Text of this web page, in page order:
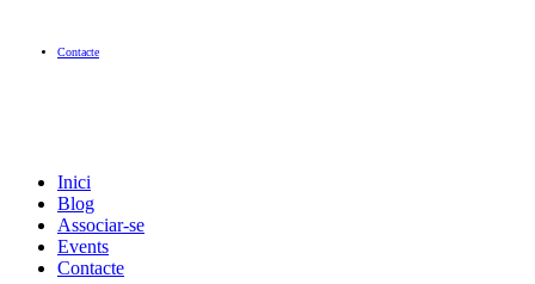
Contacte
Inici
Blog
Associar-se
Events
Contacte